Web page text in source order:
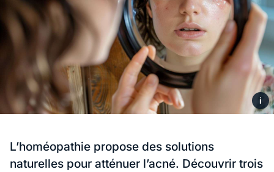
i
L’homéopathie propose des solutions
naturelles pour atténuer l’acné. Découvrir trois